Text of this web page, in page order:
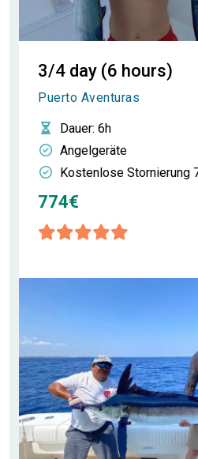
3/4 day (6 hours)
Puerto Aventuras
Dauer: 6h
Angelgeräte
Kostenlose Stornierung
774€